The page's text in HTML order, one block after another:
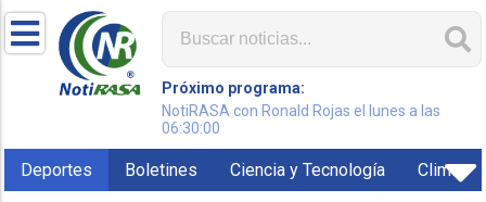
Próximo programa:
NotiRASA con Ronald Rojas el lunes a las
06:30:00
Deportes Boletines Ciencia y Tecnología Clima